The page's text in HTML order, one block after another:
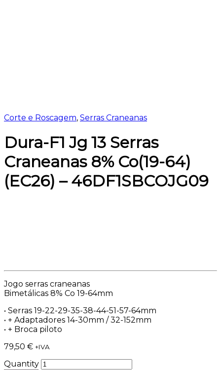
Corte e Roscagem, Serras Craneanas
Dura-F1 Jg 13 Serras
Craneanas 8% Co(19-64)
(EC26) – 46DF1SBCOJG09
Jogo serras craneanas
Bimetálicas 8% Co 19-64mm
• Serras 19-22-29-35-38-44-51-57-64mm
• + Adaptadores 14-30mm / 32-152mm
• + Broca piloto
79,50 € +IVA
Quantity